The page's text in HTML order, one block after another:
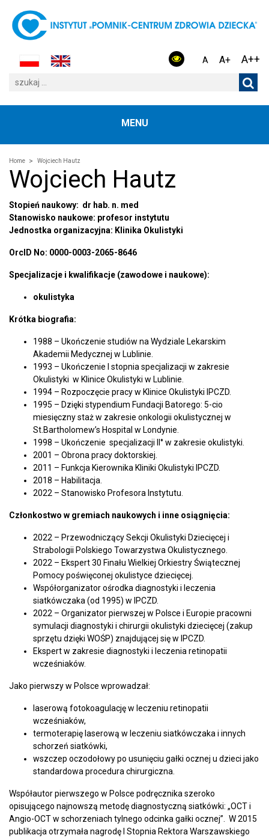
A A+ A++
MENU
Home Wojciech Hautz
Wojciech Hautz
Stopień naukowy: dr hab. n. med
Stanowisko naukowe: profesor instytutu
Jednostka organizacyjna: Klinika Okulistyki
OrcID No: 0000-0003-2065-8646
Specjalizacje i kwalifikacje (zawodowe i naukowe):
okulistyka
Krótka biografia:
1988 – Ukończenie studiów na Wydziale Lekarskim
Akademii Medycznej w Lublinie.
1993 – Ukończenie I stopnia specjalizacji w zakresie
Okulistyki w Klinice Okulistyki w Lublinie.
1994 – Rozpoczęcie pracy w Klinice Okulistyki IPCZD.
1995 – Dzięki stypendium Fundacji Batorego: 5-cio
miesięczny staż w zakresie onkologii okulistycznej w
St.Bartholomew’s Hospital w Londynie.
1998 – Ukończenie specjalizacji II° w zakresie okulistyki.
2001 – Obrona pracy doktorskiej.
2011 – Funkcja Kierownika Kliniki Okulistyki IPCZD.
2018 – Habilitacja.
2022 – Stanowisko Profesora Instytutu.
Członkostwo w gremiach naukowych i inne osiągnięcia:
2022 – Przewodniczący Sekcji Okulistyki Dziecięcej i
Strabologii Polskiego Towarzystwa Okulistycznego.
2022 – Ekspert 30 Finału Wielkiej Orkiestry Świątecznej
Pomocy poświęconej okulistyce dziecięcej.
Współorganizator ośrodka diagnostyki i leczenia
siatkówczaka (od 1995) w IPCZD.
2022 – Organizator pierwszej w Polsce i Europie pracowni
symulacji diagnostyki i chirurgii okulistyki dziecięcej (zakup
sprzętu dzięki WOŚP) znajdującej się w IPCZD.
Ekspert w zakresie diagnostyki i leczenia retinopatii
wcześniaków.
Jako pierwszy w Polsce wprowadzał:
laserową fotokoagulację w leczeniu retinopatii
wcześniaków,
termoterapię laserową w leczeniu siatkówczaka i innych
schorzeń siatkówki,
wszczep oczodołowy po usunięciu gałki ocznej u dzieci jako
standardowa procedura chirurgiczna.
Współautor pierwszego w Polsce podręcznika szeroko
opisującego najnowszą metodę diagnostyczną siatkówki: „OCT i
Angio-OCT w schorzeniach tylnego odcinka gałki ocznej”. W 2015
publikacja otrzymała nagrodę I Stopnia Rektora Warszawskiego